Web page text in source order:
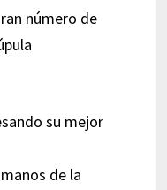
número de
su mejor
de la